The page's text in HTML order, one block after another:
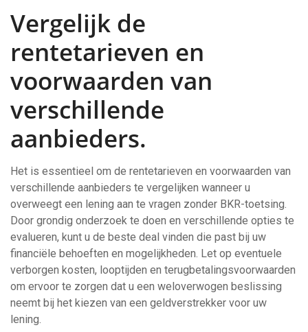
Vergelijk de
rentetarieven en
voorwaarden van
verschillende
aanbieders.
Het is essentieel om de rentetarieven en voorwaarden van
verschillende aanbieders te vergelijken wanneer u
overweegt een lening aan te vragen zonder BKR-toetsing.
Door grondig onderzoek te doen en verschillende opties te
evalueren, kunt u de beste deal vinden die past bij uw
financiële behoeften en mogelijkheden. Let op eventuele
verborgen kosten, looptijden en terugbetalingsvoorwaarden
om ervoor te zorgen dat u een weloverwogen beslissing
neemt bij het kiezen van een geldverstrekker voor uw
lening.